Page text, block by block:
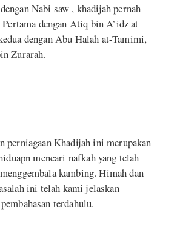
Nabi saw , khadijah pernah
dengan Atiq bin A’idz at
dengan Abu Halah at-Tamimi,
Zurarah.
perniagaan Khadijah ini merupakan
mencari nafkah yang telah
kambing. Himah dan
ini telah kami jelaskan
terdahulu.